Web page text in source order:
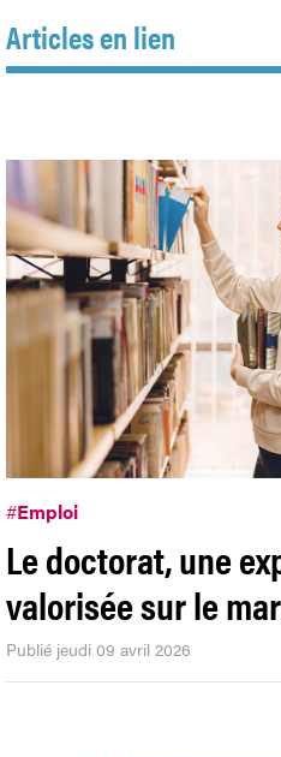
Articles en lien
#Emploi
Le doctorat, une
valorisée sur le
Publié jeudi 09 avril 2026